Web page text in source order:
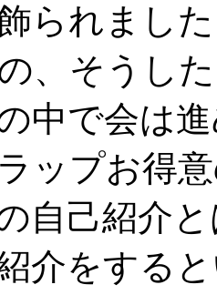
られまし
、そうし
中で会は
ップお得
自己紹介
介をする